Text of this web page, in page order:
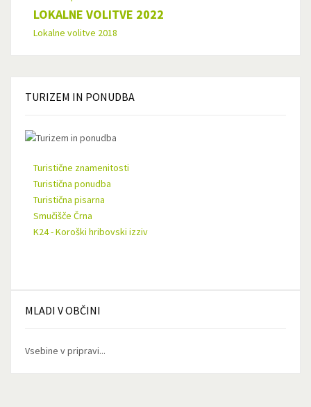
LOKALNE VOLITVE 2022
Lokalne volitve 2018
TURIZEM IN PONUDBA
Turistične znamenitosti
Turistična ponudba
Turistična pisarna
Smučišče Črna
K24 - Koroški hribovski izziv
MLADI V OBČINI
Vsebine v pripravi...